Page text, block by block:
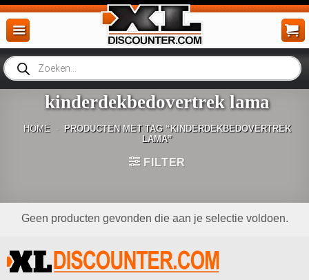
Ga
naar
inhoud
Producten
zoeken
kinderdekbedovertrek lama
HOME - PRODUCTEN MET TAG “KINDERDEKBEDOVERTREK
LAMA”
FILTER
Geen producten gevonden die aan je selectie voldoen.